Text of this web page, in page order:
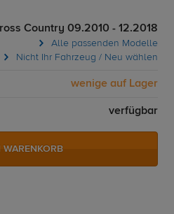
Country 09.2010 - 12.2018
Alle passenden Modelle
Nicht Ihr Fahrzeug / Neu wählen
wenige auf Lager
verfügbar
WARENKORB